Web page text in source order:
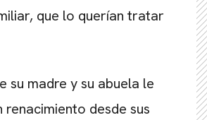
que lo querían tratar
su madre y su abuela le
desde sus
CARREGANDO PUBLICIDADE